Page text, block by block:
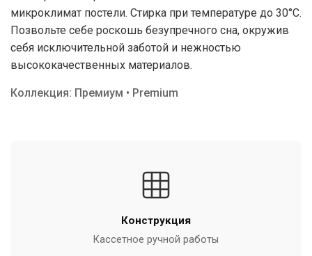
микроклимат постели. Стирка при температуре до 30°С.
Позвольте себе роскошь безупречного сна, окружив
себя исключительной заботой и нежностью
высококачественных материалов.
Коллекция: Премиум • Premium
Конструкция
Кассетное ручной работы